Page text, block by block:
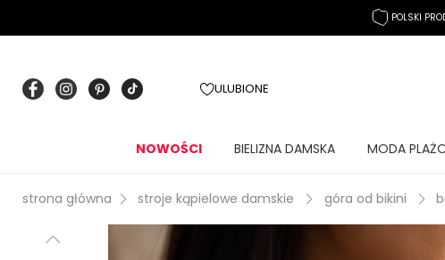
POLSKI
ULUBIONE
NOWOŚCI BIELIZNA DAMSKA MODA
strona główna stroje kąpielowe damskie góra od bikini